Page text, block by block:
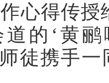
心得传授
道的‘黄
徒携手